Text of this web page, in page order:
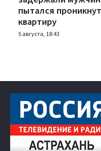
пытался
квартиру
5 августа, 18:43